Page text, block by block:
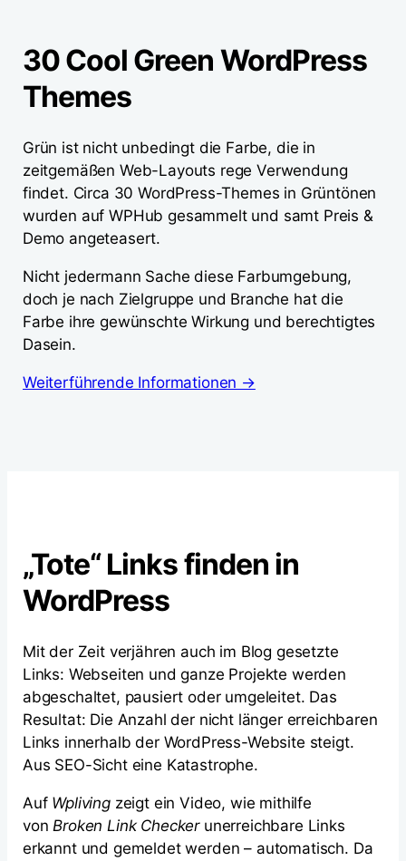
30 Cool Green WordPress
Themes
Grün ist nicht unbedingt die Farbe, die in
zeitgemäßen Web-Layouts rege Verwendung
findet. Circa 30 WordPress-Themes in Grüntönen
wurden auf WPHub gesammelt und samt Preis &
Demo angeteasert.
Nicht jedermann Sache diese Farbumgebung,
doch je nach Zielgruppe und Branche hat die
Farbe ihre gewünschte Wirkung und berechtigtes
Dasein.
Weiterführende Informationen →
„Tote“ Links finden in
WordPress
Mit der Zeit verjähren auch im Blog gesetzte
Links: Webseiten und ganze Projekte werden
abgeschaltet, pausiert oder umgeleitet. Das
Resultat: Die Anzahl der nicht länger erreichbaren
Links innerhalb der WordPress-Website steigt.
Aus SEO-Sicht eine Katastrophe.
Auf Wplivingzeigt ein Video, wie mithilfe
vonBroken Link Checkerunerreichbare Links
erkannt und gemeldet werden – automatisch. Da